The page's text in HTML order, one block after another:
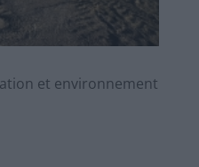
et environnement